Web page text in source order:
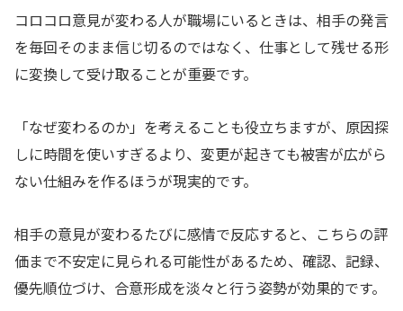
コロコロ意見が変わる人が職場にいるときは、相手の発言
を毎回そのまま信じ切るのではなく、仕事として残せる形
に変換して受け取ることが重要です。
「なぜ変わるのか」を考えることも役立ちますが、原因探
しに時間を使いすぎるより、変更が起きても被害が広がら
ない仕組みを作るほうが現実的です。
相手の意見が変わるたびに感情で反応すると、こちらの評
価まで不安定に見られる可能性があるため、確認、記録、
優先順位づけ、合意形成を淡々と行う姿勢が効果的です。